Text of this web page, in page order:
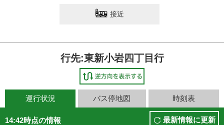
接近
行先:東新小岩四丁目行
運行状況 バス停地図 時刻表
14:42時点の情報 最新情報に更新